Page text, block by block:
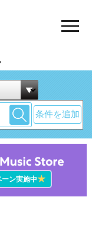
条件を追加
ーン実施中★